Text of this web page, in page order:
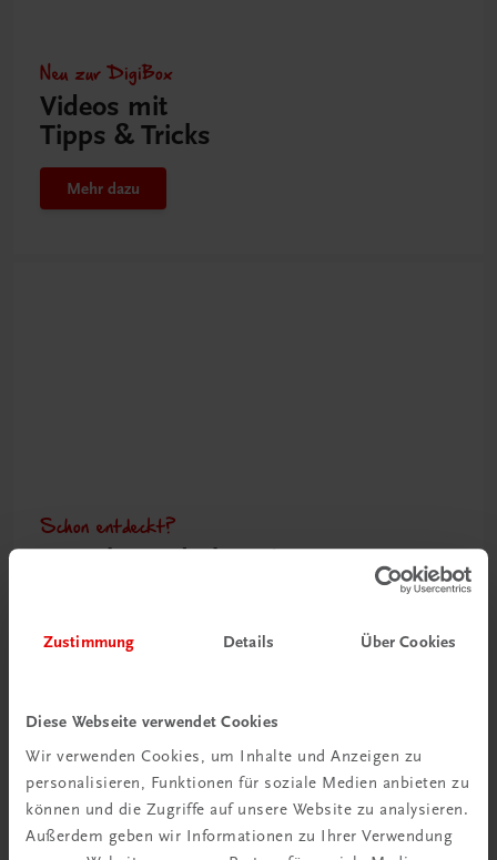
Zustimmung Details Über Cookies
Diese Webseite verwendet Cookies
Wir verwenden Cookies, um Inhalte und Anzeigen zu
personalisieren, Funktionen für soziale Medien anbieten zu
können und die Zugriffe auf unsere Website zu analysieren.
Außerdem geben wir Informationen zu Ihrer Verwendung
Neu zur DigiBox
Videos mit
Tipps & Tricks
Mehr dazu
Schon entdeckt?
Ratgeber Schulpraxis